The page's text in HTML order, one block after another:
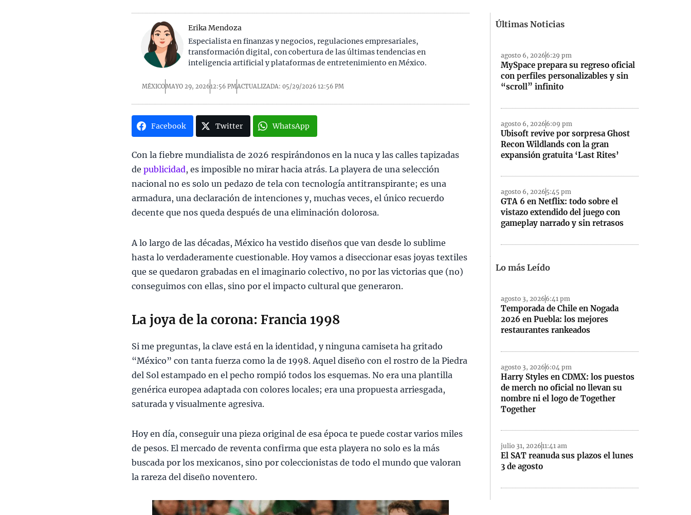
Erika Mendoza
Especialista en finanzas y negocios, regulaciones empresariales,
transformación digital, con cobertura de las últimas tendencias en
inteligencia artificial y plataformas de entretenimiento en México.
MÉXICOMAYO 29, 202612:56 PMACTUALIZADA: 05/29/2026 12:56 PM
Facebook Twitter WhatsApp
Con la fiebre mundialista de 2026 respirándonos en la nuca y las calles tapizadas
depublicidad, es imposible no mirar hacia atrás. La playera de una selección
nacional no es solo un pedazo de tela con tecnología antitranspirante; es una
armadura, una declaración de intenciones y, muchas veces, el único recuerdo
decente que nos queda después de una eliminación dolorosa.
A lo largo de las décadas, México ha vestido diseños que van desde lo sublime
hasta lo verdaderamente cuestionable. Hoy vamos a diseccionar esas joyas textiles
que se quedaron grabadas en el imaginario colectivo, no por las victorias que (no)
conseguimos con ellas, sino por el impacto cultural que generaron.
La joya de la corona: Francia 1998
Si me preguntas, la clave está en la identidad, y ninguna camiseta ha gritado
“México” con tanta fuerza como la de 1998. Aquel diseño con el rostro de la Piedra
del Sol estampado en el pecho rompió todos los esquemas. No era una plantilla
genérica europea adaptada con colores locales; era una propuesta arriesgada,
saturada y visualmente agresiva.
Hoy en día, conseguir una pieza original de esa época te puede costar varios miles
de pesos. El mercado de reventa confirma que esta playera no solo es la más
buscada por los mexicanos, sino por coleccionistas de todo el mundo que valoran
la rareza del diseño noventero.
Últimas Noticias
agosto 6, 2026 6:29 pm
MySpace prepara su regreso oficial
con perfiles personalizables y sin
“scroll” infinito
agosto 6, 2026 6:09 pm
Ubisoft revive por sorpresa Ghost
Recon Wildlands con la gran
expansión gratuita ‘Last Rites’
agosto 6, 2026 5:45 pm
GTA 6 en Netflix: todo sobre el
vistazo extendido del juego con
gameplay narrado y sin retrasos
Lo más Leído
agosto 3, 2026 6:41 pm
Temporada de Chile en Nogada
2026 en Puebla: los mejores
restaurantes rankeados
agosto 3, 2026 6:04 pm
Harry Styles en CDMX: los puestos
de merch no oficial no llevan su
nombre ni el logo de Together
Together
julio 31, 202611:41 am
El SAT reanuda sus plazos el lunes
3 de agosto